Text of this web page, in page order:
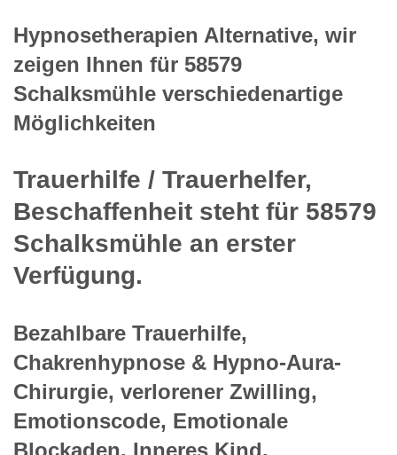
Hypnosetherapien Alternative, wir
zeigen Ihnen für 58579
Schalksmühle verschiedenartige
Möglichkeiten
Trauerhilfe / Trauerhelfer,
Beschaffenheit steht für 58579
Schalksmühle an erster
Verfügung.
Bezahlbare Trauerhilfe,
Chakrenhypnose & Hypno-Aura-
Chirurgie, verlorener Zwilling,
Emotionscode, Emotionale
Blockaden, Inneres Kind,